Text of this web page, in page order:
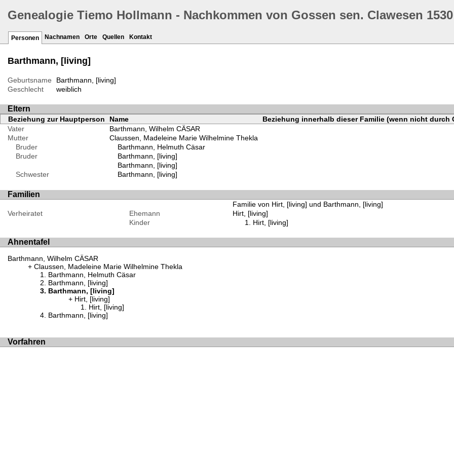
Genealogie Tiemo Hollmann - Nachkommen von Gossen sen. Clawesen 1530
Personen Nachnamen Orte Quellen Kontakt
Barthmann, [living]
Geburtsname
Barthmann, [living]
Geschlecht
weiblich
Eltern
Beziehung zur Hauptperson Name
Beziehung innerhalb dieser Familie (wenn nicht durch
Vater
Barthmann, Wilhelm CÄSAR
Mutter
Claussen, Madeleine Marie Wilhelmine Thekla
Bruder
Barthmann, Helmuth Cäsar
Bruder
Barthmann, [living]
Barthmann, [living]
Schwester
Barthmann, [living]
Familien
Familie von Hirt, [living] und Barthmann, [living]
Verheiratet
Ehemann
Hirt, [living]
Kinder
Hirt, [living]
Ahnentafel
Barthmann, Wilhelm CÄSAR
Claussen, Madeleine Marie Wilhelmine Thekla
Barthmann, Helmuth Cäsar
Barthmann, [living]
Barthmann, [living]
Hirt, [living]
Hirt, [living]
Barthmann, [living]
Vorfahren